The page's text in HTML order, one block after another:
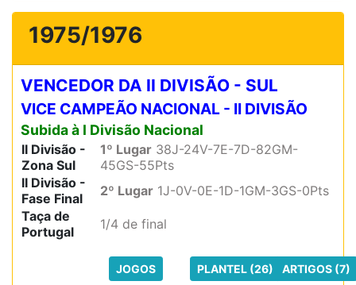
1975/1976
VENCEDOR DA II DIVISÃO - SUL
VICE CAMPEÃO NACIONAL - II DIVISÃO
Subida à I Divisão Nacional
II Divisão -
Zona Sul
1º Lugar 38J-24V-7E-7D-82GM-
45GS-55Pts
II Divisão -
Fase Final
2º Lugar 1J-0V-0E-1D-1GM-3GS-0Pts
Taça de
Portugal
1/4 de final
JOGOS PLANTEL (26) ARTIGOS (7)